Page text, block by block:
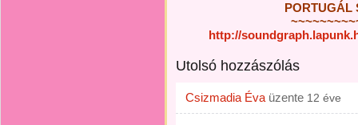
PORTUGÁL
http://
Utolsó hozzászólás
Csizmadia Éva üzente 12 éve